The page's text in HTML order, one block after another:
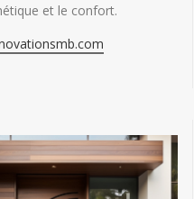
et le confort.